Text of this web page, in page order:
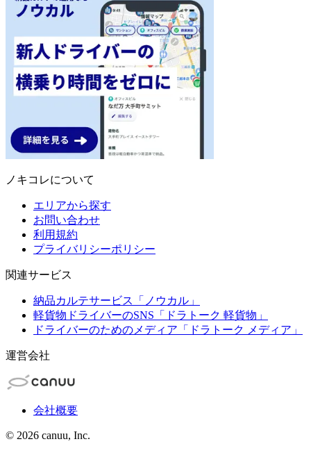
ノキコレについて
エリアから探す
お問い合わせ
利用規約
プライバリシーポリシー
関連サービス
納品カルテサービス「ノウカル」
軽貨物ドライバーのSNS「ドラトーク 軽貨物」
ドライバーのためのメディア「ドラトーク メディア」
運営会社
会社概要
© 2026 canuu, Inc.